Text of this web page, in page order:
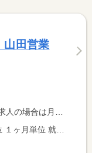
山田営業
は時間額を表示しています。
変形労働時間制 変形労働時間制の単位 １ヶ月単位 就業時間１ 6時00分〜18時00分 就業時間２ 9時00分〜0時00分